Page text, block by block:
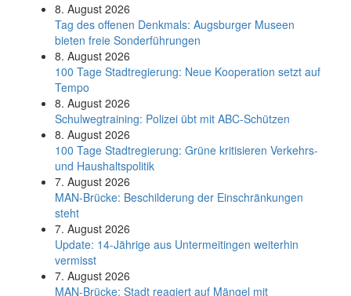
8. August 2026
Tag des offenen Denkmals: Augsburger Museen
bieten freie Sonderführungen
8. August 2026
100 Tage Stadtregierung: Neue Kooperation setzt auf
Tempo
8. August 2026
Schul­weg­trai­ning: Poli­zei übt mit ABC-Schüt­zen
8. August 2026
100 Tage Stadtregierung: Grüne kritisieren Verkehrs-
und Haushaltspolitik
7. August 2026
MAN-Brücke: Beschilderung der Einschränkungen
steht
7. August 2026
Update: 14-Jährige aus Untermeitingen weiterhin
vermisst
7. August 2026
MAN-Brücke: Stadt reagiert auf Mängel mit